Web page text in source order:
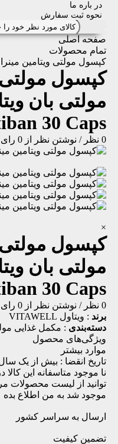
در باره ما
نحوه ثبت سفارش
صفحه اصلی
تمام محصولات
کپسول مولتی ویتامین مینرال
کپسول مولتی
مولتی بان ویتاول
30 Caps
0 نظر / نوشتن نظر از 0 رای
×
کپسول مولتی
مولتی بان ویتاول
30 Caps
0 نظر / نوشتن نظر از 0 رای
برند : ویتاول VITAWELL
دسته‌بندی : مکمل غذایی
ویژگی‌های محصول
موارد بیشتر
تاریخ انقضا : بیش از یک
نا موجود متاسفانه این
توانید از لیست محصولات
موجود شد به من اطلاع بده
ارسال به سراسر کشور
تضمین کیفیت